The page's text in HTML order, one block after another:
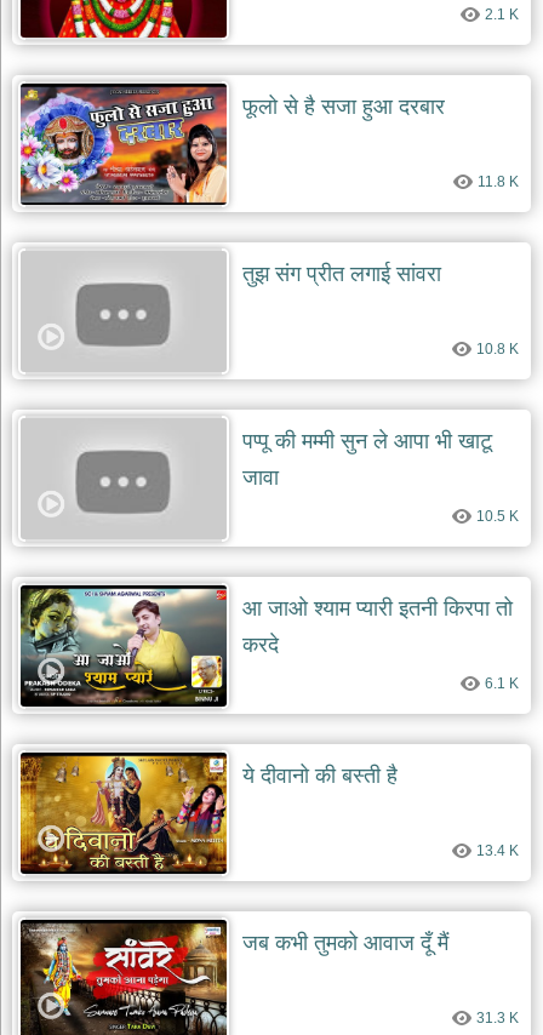
दयाल
भजन
lal
dayal
bhajans
शनि
देव
भजन
shani
bhajans
का
भजन
of
day
add
bhajans
2.1 K
फूलो से है सजा हुआ दरबार
11.8 K
तुझ संग प्रीत लगाई सांवरा
10.8 K
पप्पू की मम्मी सुन ले आपा भी खाटू
जावा
10.5 K
आ जाओ श्याम प्यारी इतनी किरपा तो
करदे
6.1 K
ये दीवानो की बस्ती है
13.4 K
जब कभी तुमको आवाज दूँ मैं
31.3 K